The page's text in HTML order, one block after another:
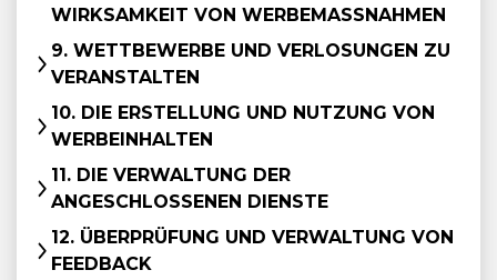
WIRKSAMKEIT VON WERBEMASSNAHMEN
9. WETTBEWERBE UND VERLOSUNGEN ZU
VERANSTALTEN
10. DIE ERSTELLUNG UND NUTZUNG VON
WERBEINHALTEN
11. DIE VERWALTUNG DER
ANGESCHLOSSENEN DIENSTE
12. ÜBERPRÜFUNG UND VERWALTUNG VON
FEEDBACK